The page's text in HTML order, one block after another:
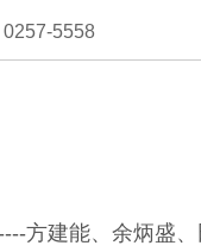
0257-5558
方建能、余炳盛